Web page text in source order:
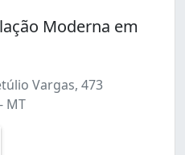
Moderna em
Vargas, 473
MT